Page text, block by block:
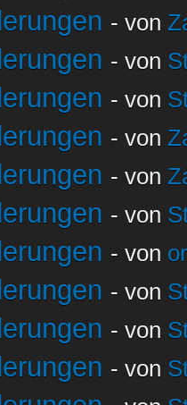
- von
- von
- von
- von
- von
- von
- von
- von
- von
- von